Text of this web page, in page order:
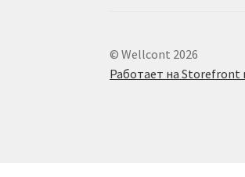
© Wellcont 2026
Работает на Storefront